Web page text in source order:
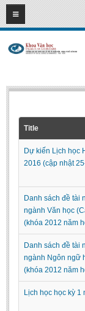
08 2026
HOME
Faculty of Literature
Department of
Department of
Department of Arts
Center of Sinology
ACADEMIC
Undergraduate:
Title
Dự kiến Lịch học
2016 (cập nhật
Danh sách đề tài
ngành Văn học
(khóa 2012 năm
Danh sách đề tài
ngành Ngôn ngữ
(khóa 2012 năm
Lịch học học kỳ 1